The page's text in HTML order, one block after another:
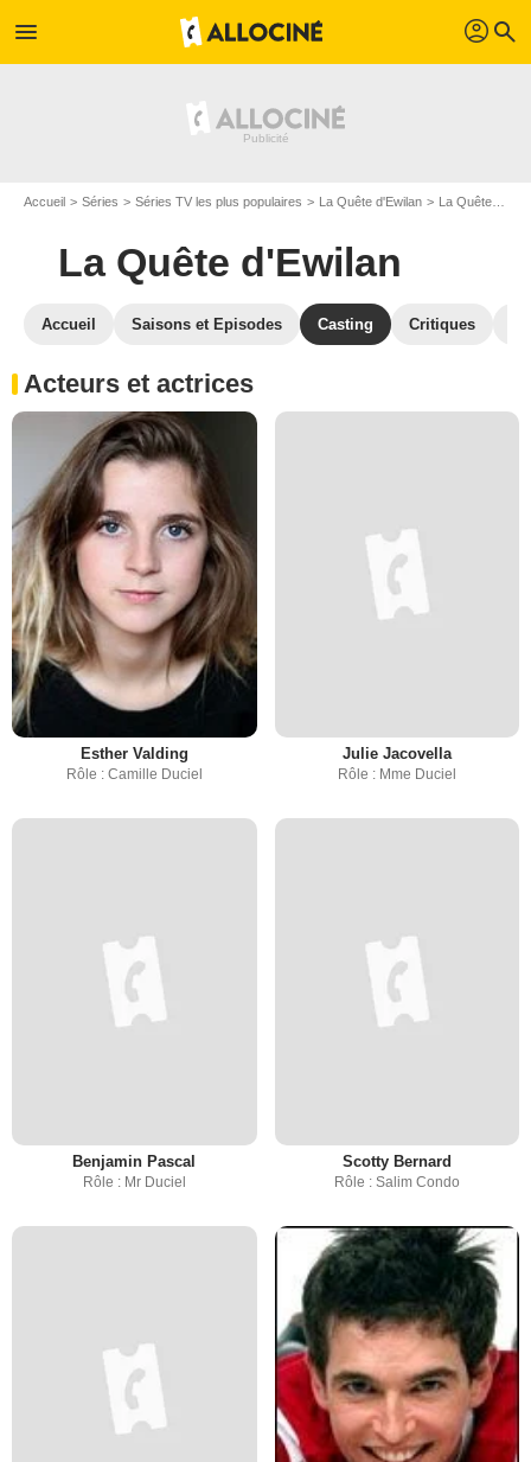
menu profil search
Accueil Séries Séries TV les plus populaires La Quête d'Ewilan La Quête d'Ewilan S01
La Quête d'Ewilan
Accueil Saisons et Episodes Casting Critiques
Acteurs et actrices
Esther Valding
Rôle : Camille Duciel
Julie Jacovella
Rôle : Mme Duciel
Benjamin Pascal
Rôle : Mr Duciel
Scotty Bernard
Rôle : Salim Condo